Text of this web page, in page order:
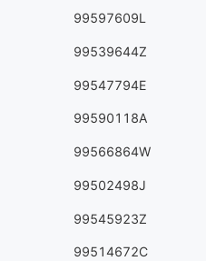
99597609L
99539644Z
99547794E
99590118A
99566864W
99502498J
99545923Z
99514672C